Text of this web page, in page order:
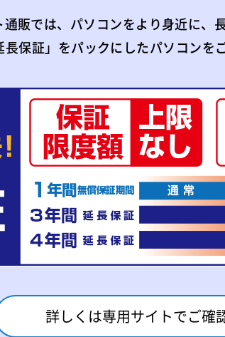
販では、パソコンをより身近に、
保証」をパックにしたパソコンを
詳しくは専用サイトでご確